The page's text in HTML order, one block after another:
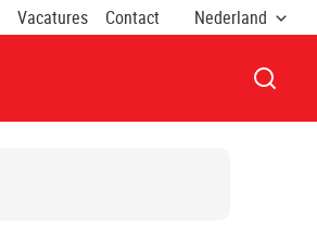
Vacatures Contact Nederland